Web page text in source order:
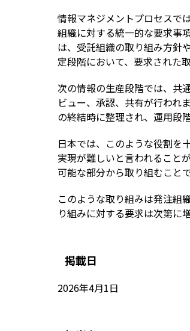
情報マネジメントプロセスで
組織に対する統一的な要求事
は、受託組織の取り組み方針
定段階において、要求された
次の情報の生産段階では、共
ビュー、承認、共有が行われ
の終結時に整理され、運用段
日本では、このような役割を
実現が難しいと言われること
可能な部分から取り組むこと
このような取り組みは発注組
り組みに対する要求は次第に
掲載日
2026年4月1日